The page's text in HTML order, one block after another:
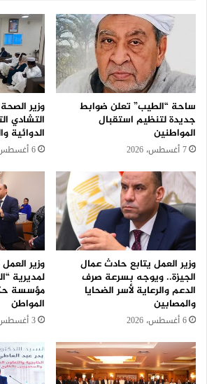
ساحة “الطيب” تعلن ضوابط
جديدة لتنظيم استقبال
المواطنين
7 أغسطس، 2026
وزير
التشادي
الدوائية
6 أغسطس، 2026
وزير العمل يتابع حادث عمال
الجيزة.. ويوجه بسرعة صرف
الدعم والرعاية لأسر الضحايا
والمصابين
6 أغسطس، 2026
وزير
لمديرية
مؤسسة
المواطن
3 أغسطس، 2026